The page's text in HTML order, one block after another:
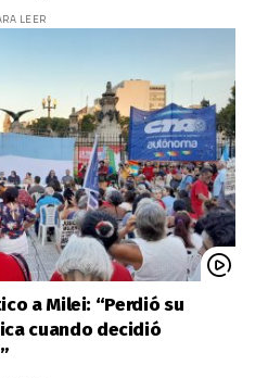
LEER
a Milei: “Perdió su
cuando decidió